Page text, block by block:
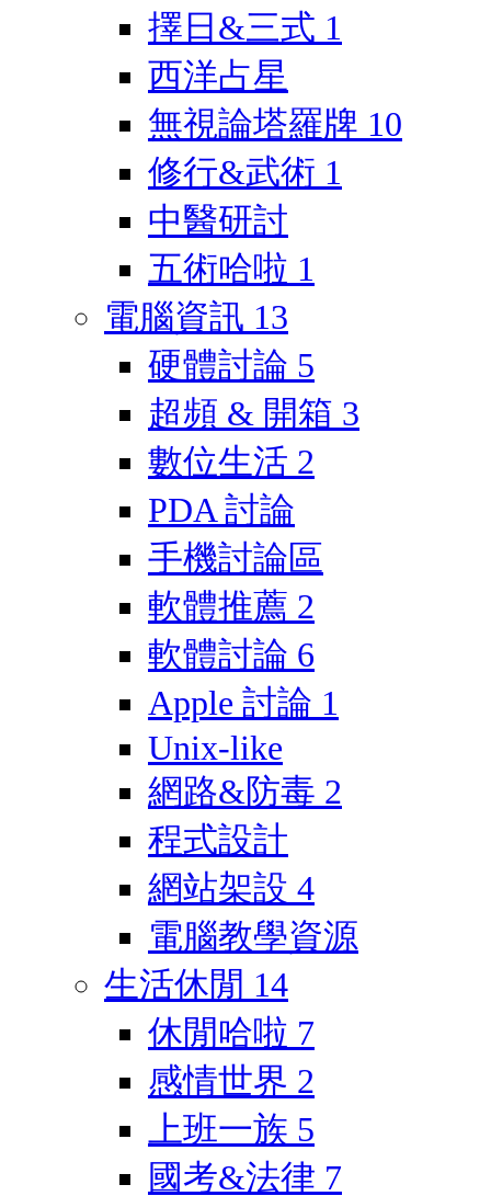
擇日&三式 1
西洋占星
無視論塔羅牌 10
修行&武術 1
中醫研討
五術哈啦 1
電腦資訊 13
硬體討論 5
超頻 & 開箱 3
數位生活 2
PDA 討論
手機討論區
軟體推薦 2
軟體討論 6
Apple 討論 1
Unix-like
網路&防毒 2
程式設計
網站架設 4
電腦教學資源
生活休閒 14
休閒哈啦 7
感情世界 2
上班一族 5
國考&法律 7